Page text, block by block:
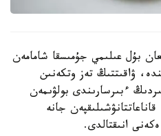
بۇل عىلىمي جۇمىسقا شامامەن
ۋاقىتتىڭ تەز وتكەنىن
ءبىرسارىندى بولۋىمەن
جانە
انىقتالدى.